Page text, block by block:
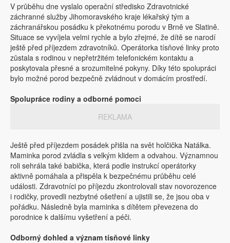
V průběhu dne vyslalo operační středisko Zdravotnické
záchranné služby Jihomoravského kraje lékařský tým a
záchranářskou posádku k překotnému porodu v Brně ve Slatině.
Situace se vyvíjela velmi rychle a bylo zřejmé, že dítě se narodí
ještě před příjezdem zdravotníků. Operátorka tísňové linky proto
zůstala s rodinou v nepřetržitém telefonickém kontaktu a
poskytovala přesné a srozumitelné pokyny. Díky této spolupráci
bylo možné porod bezpečně zvládnout v domácím prostředí.
Spolupráce rodiny a odborné pomoci
REKLAMA
Ještě před příjezdem posádek přišla na svět holčička Natálka.
Maminka porod zvládla s velkým klidem a odvahou. Významnou
roli sehrála také babička, která podle instrukcí operátorky
aktivně pomáhala a přispěla k bezpečnému průběhu celé
události. Zdravotníci po příjezdu zkontrolovali stav novorozence
i rodičky, provedli nezbytné ošetření a ujistili se, že jsou oba v
pořádku. Následně byla maminka s dítětem převezena do
porodnice k dalšímu vyšetření a péči.
Odborný dohled a význam tísňové linky